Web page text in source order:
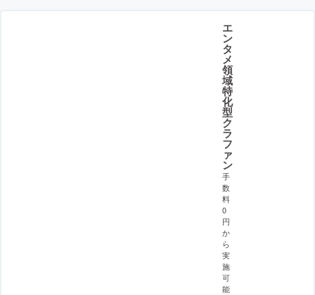
エ
ン
タ
メ
領
域
特
化
型
ク
ラ
フ
ァ
ン
手
数
料
0
円
か
ら
実
施
可
能